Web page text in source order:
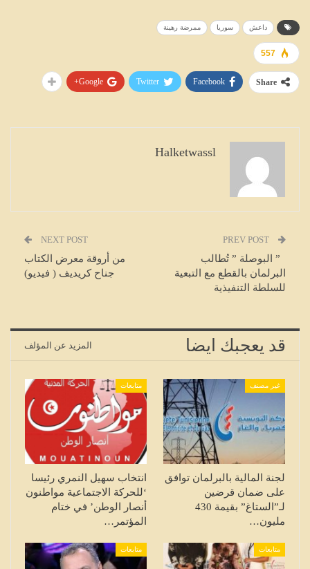
داعش سوريا ممرضة رهينة
557
Share
Facebook
Twitter
Google+
Halketwassl
” البوصلة ” تُطالب
البرلمان بالقطع مع التبعية
للسلطة التنفيذية
NEXT POST
من أروقة معرض الكتاب
جناح كريديف ( فيديو)
قد يعجبك ايضا المزيد عن المؤلف
غير مصنف
لجنة المالية بالبرلمان توافق
على ضمان قرضين
لـ”الستاغ” بقيمة 430
مليون…
متابعات
انتخاب سهيل النمري رئيسا
‘للحركة الاجتماعية مواطنون
أنصار الوطن’ في ختام
المؤتمر…
متابعات متابعات